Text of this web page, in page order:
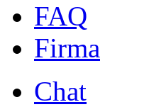
FAQ
Firma
Chat